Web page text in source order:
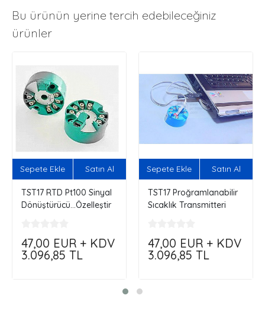
Bu ürünün yerine tercih edebileceğiniz
ürünler
TST17 RTD Pt100 Sinyal
Dönüştürücü...Özelleştir
47,00 EUR + KDV
3.096,85 TL
Sepete Ekle Satın Al
TST17 Proğramlanabilir
Sıcaklık Transmitteri
47,00 EUR + KDV
3.096,85 TL
Sepete Ekle Satın Al